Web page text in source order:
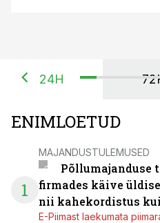
24H
ENIMLOETUD
1
MAJANDUSTULEMUSED
Põllumajanduse
firmades käive
nii kahekordistus
E-Piimast laekumata